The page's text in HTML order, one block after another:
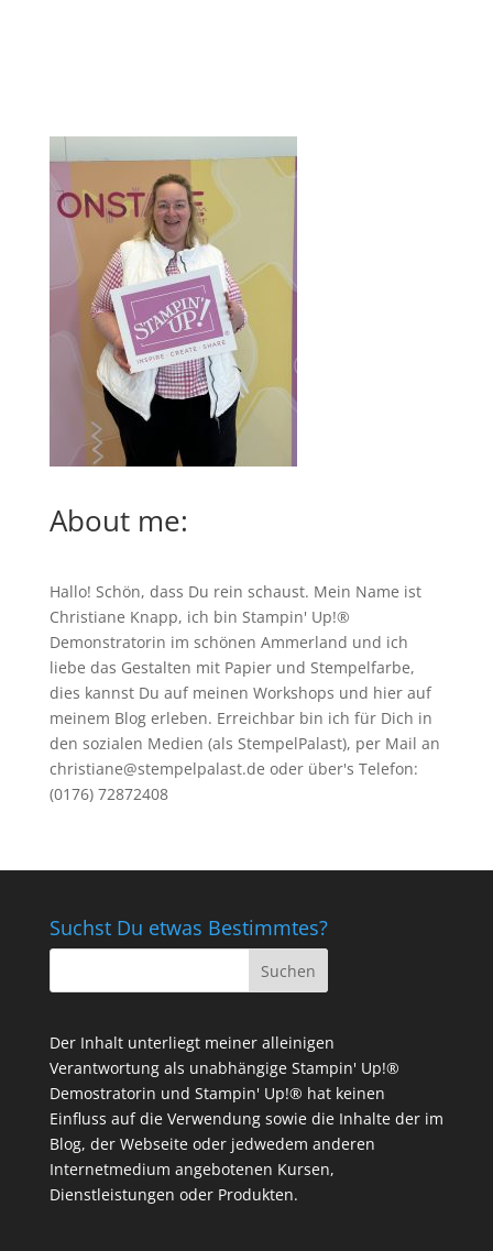
About me:
Hallo! Schön, dass Du rein schaust. Mein Name ist
Christiane Knapp, ich bin Stampin' Up!®
Demonstratorin im schönen Ammerland und ich
liebe das Gestalten mit Papier und Stempelfarbe,
dies kannst Du auf meinen Workshops und hier auf
meinem Blog erleben. Erreichbar bin ich für Dich in
den sozialen Medien (als StempelPalast), per Mail an
christiane@stempelpalast.de oder über's Telefon:
(0176) 72872408
Suchst Du etwas Bestimmtes?
Der Inhalt unterliegt meiner alleinigen
Verantwortung als unabhängige Stampin' Up!®
Demostratorin und Stampin' Up!® hat keinen
Einfluss auf die Verwendung sowie die Inhalte der im
Blog, der Webseite oder jedwedem anderen
Internetmedium angebotenen Kursen,
Dienstleistungen oder Produkten.